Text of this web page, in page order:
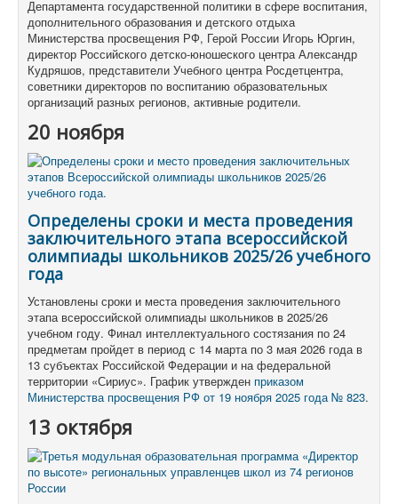
Департамента государственной политики в сфере воспитания,
дополнительного образования и детского отдыха
Министерства просвещения РФ, Герой России Игорь Юргин,
директор Российского детско-юношеского центра Александр
Кудряшов, представители Учебного центра Росдетцентра,
советники директоров по воспитанию образовательных
организаций разных регионов, активные родители.
20 ноября
Определены сроки и места проведения
заключительного этапа всероссийской
олимпиады школьников 2025/26 учебного
года
Установлены сроки и места проведения заключительного
этапа всероссийской олимпиады школьников в 2025/26
учебном году. Финал интеллектуального состязания по 24
предметам пройдет в период с 14 марта по 3 мая 2026 года в
13 субъектах Российской Федерации и на федеральной
территории «Сириус». График утвержден приказом
Министерства просвещения РФ от 19 ноября 2025 года № 823.
13 октября